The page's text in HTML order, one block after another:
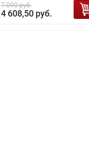
7 090 руб.
4 608,50 руб.